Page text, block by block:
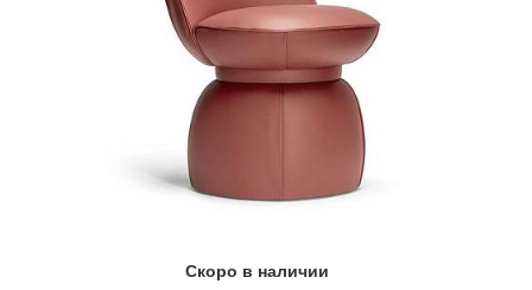
Скоро в наличии